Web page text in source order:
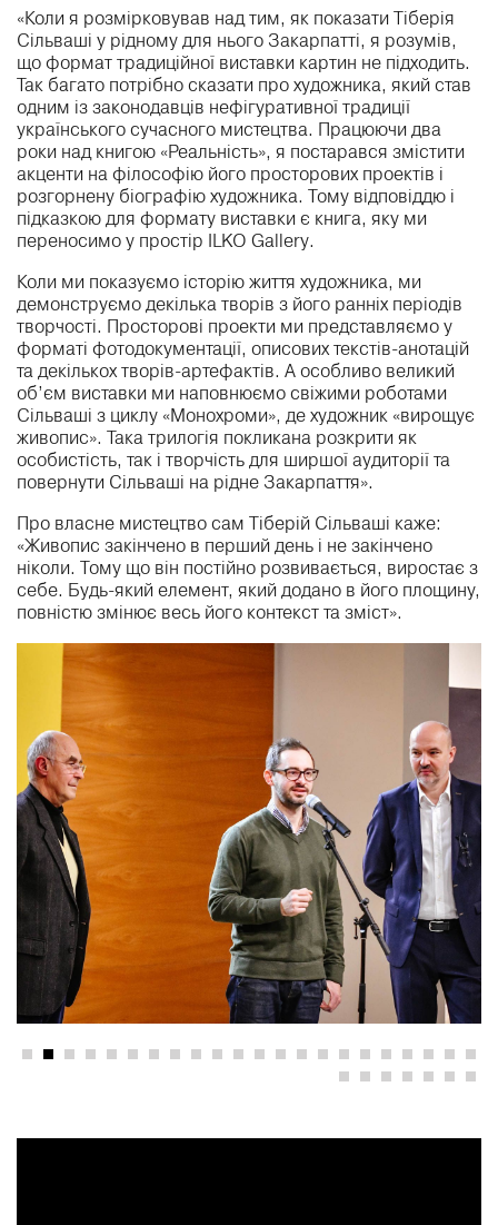
«Коли я розмірковував над тим, як показати Тіберія
Сільваші у рідному для нього Закарпатті, я розумів,
що формат традиційної виставки картин не підходить.
Так багато потрібно сказати про художника, який став
одним із законодавців нефігуративної традиції
українського сучасного мистецтва. Працюючи два
роки над книгою «Реальність», я постарався змістити
акценти на філософію його просторових проектів і
розгорнену біографію художника. Тому відповіддю і
підказкою для формату виставки є книга, яку ми
переносимо у простір ILKO Gallery.
Коли ми показуємо історію життя художника, ми
демонструємо декілька творів з його ранніх періодів
творчості. Просторові проекти ми представляємо у
форматі фотодокументації, описових текстів-анотацій
та декількох творів-артефактів. А особливо великий
об’єм виставки ми наповнюємо свіжими роботами
Сільваші з циклу «Монохроми», де художник «вирощує
живопис». Така трилогія покликана розкрити як
особистість, так і творчість для ширшої аудиторії та
повернути Сільваші на рідне Закарпаття».
Про власне мистецтво сам Тіберій Сільваші каже:
«Живопис закінчено в перший день і не закінчено
ніколи. Тому що він постійно розвивається, виростає з
себе. Будь-який елемент, який додано в його площину,
повністю змінює весь його контекст та зміст».